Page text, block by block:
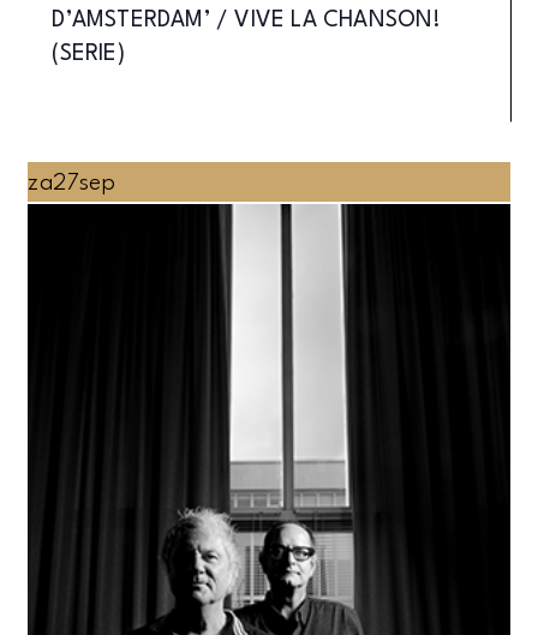
D’AMSTERDAM’ / VIVE LA CHANSON!
(SERIE)
za27sep